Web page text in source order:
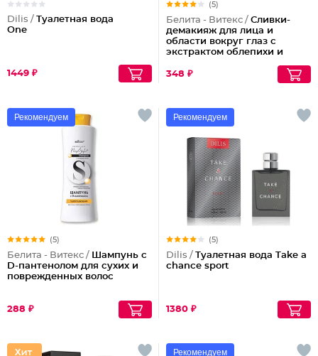
Dilis / Туалетная вода
One
1449 ₽
(5)
Белита - Витекс / Сливки-
демакияж для лица и
области вокруг глаз с
экстрактом облепихи и
успокаивающие Soothing
348 ₽
Рекомендуем
(5)
Белита - Витекс / Шампунь с
D-пантенолом для сухих и
поврежденных волос
288 ₽
Рекомендуем
(5)
Dilis / Туалетная вода Take a
chance sport
1380 ₽
Рекомендуем